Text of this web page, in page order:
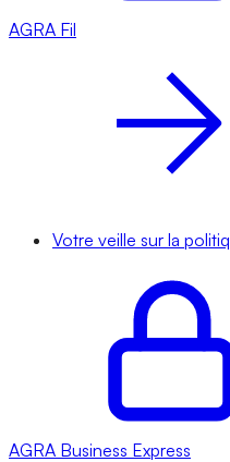
AGRA Fil
Votre veille sur la
AGRA Business Express